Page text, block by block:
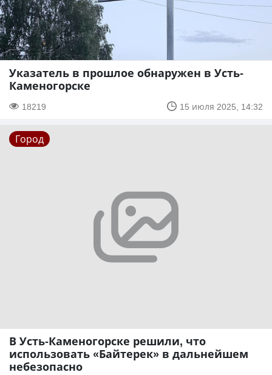
Указатель в прошлое обнаружен в Усть-
Каменогорске
18219 15 июля 2025, 14:32
Город
В Усть-Каменогорске решили, что
использовать «Байтерек» в дальнейшем
небезопасно